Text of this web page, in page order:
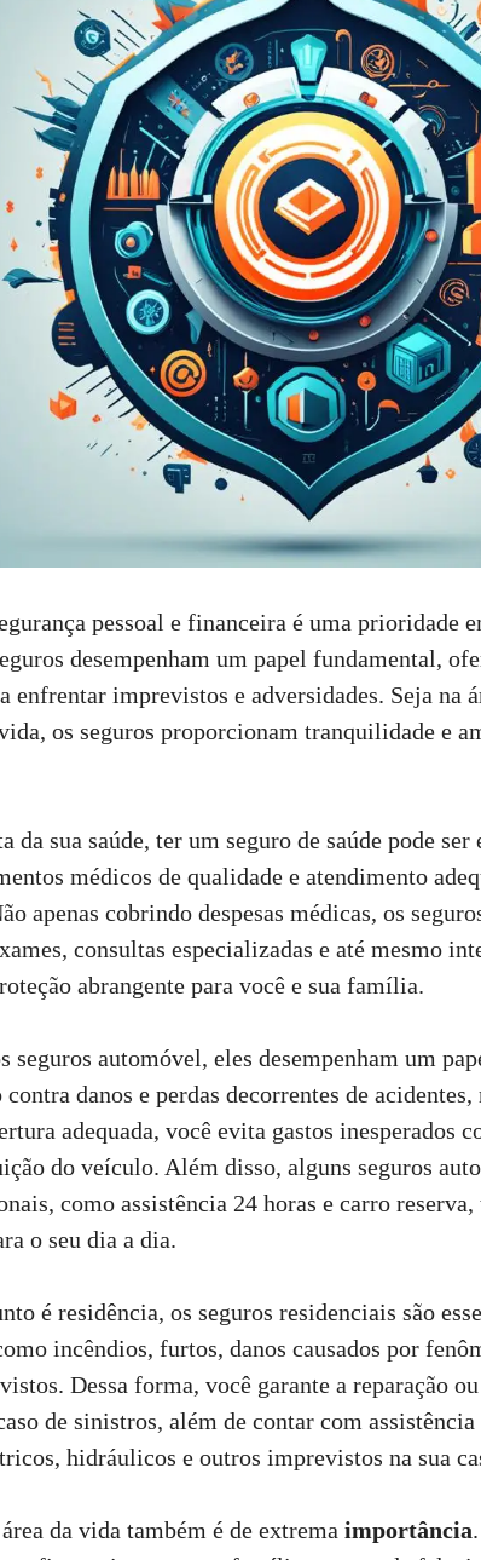
pessoal e financeira é uma prioridade
desempenham um papel fundamental,
enfrentar imprevistos e adversidades. Seja na
os seguros proporcionam tranquilidade e
da sua saúde, ter um seguro de saúde pode
médicos de qualidade e atendimento
apenas cobrindo despesas médicas, os
consultas especializadas e até mesmo
abrangente para você e sua família.
seguros automóvel, eles desempenham um
danos e perdas decorrentes de
adequada, você evita gastos inesperados
do veículo. Além disso, alguns seguros
como assistência 24 horas e carro
o seu dia a dia.
é residência, os seguros residenciais são
incêndios, furtos, danos causados por
Dessa forma, você garante a reparação
de sinistros, além de contar com
hidráulicos e outros imprevistos na sua
da vida também é de extrema importância